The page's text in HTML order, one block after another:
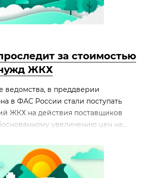
за стоимостью
ЖКХ
ведомства, в преддверии
в ФАС России стали поступать
ЖКХ на действия поставщиков
увеличению цен на...